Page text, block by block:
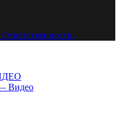
Видео